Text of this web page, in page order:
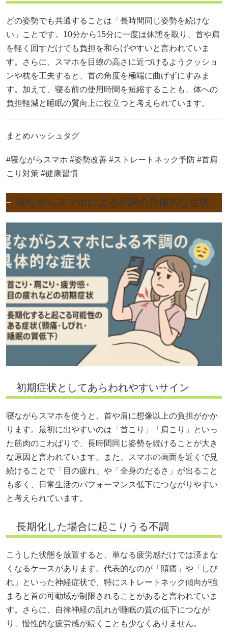
どの姿勢でも共通することは「長時間同じ姿勢を続けな
い」ことです。10分から15分に一度は休憩を取り、首や肩
を軽く回すだけでも負担を和らげやすいと言われていま
す。さらに、スマホを目線の高さに近づけるようクッショ
ンや枕を工夫すると、首の角度を極端に曲げずにすみま
す。加えて、寝る前の使用時間を短縮することも、体への
負担軽減と睡眠の質向上に役立つと考えられています。
まとめハッシュタグ
#寝ながらスマホ #姿勢改善 #ストレートネック予防 #首肩
こり対策 #健康習慣
寝ながらスマホによる不調の具体的な症状
初期症状としてあらわれやすいサイン
寝ながらスマホを使うと、首や肩に想像以上の負担がかか
ります。最初に出やすいのは「首こり」「肩こり」といっ
た筋肉のこわばりで、長時間同じ姿勢を続けることが大き
な原因と言われています。また、スマホの画面を近くで見
続けることで「目の疲れ」や「全身のだるさ」が出ること
も多く、日常生活のパフォーマンス低下につながりやすい
と考えられています。
長期化した場合に起こりうる不調
こうした状態を放置すると、単なる疲労感だけでは済まな
くなるケースがあります。代表的なのが「頭痛」や「しび
れ」といった神経症状で、特にストレートネック傾向が強
まると首の可動域が制限されることがあると言われていま
す。さらに、自律神経の乱れが睡眠の質の低下につなが
り、慢性的な疲労感が続くことも少なくありません。